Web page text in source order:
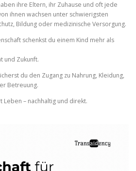
ihre Eltern, ihr Zuhause und oft jede
ihnen wachsen unter schwierigsten
Bildung oder medizinische Versorgung.
schenkst du einem Kind mehr als
und Zukunft.
du den Zugang zu Nahrung, Kleidung,
Betreuung.
Leben – nachhaltig und direkt.